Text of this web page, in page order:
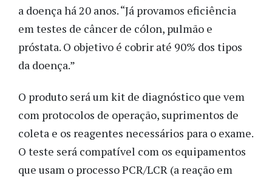
a doença há 20 anos. “Já provamos eficiência
em testes de câncer de cólon, pulmão e
próstata. O objetivo é cobrir até 90% dos tipos
da doença.”
O produto será um kit de diagnóstico que vem
com protocolos de operação, suprimentos de
coleta e os reagentes necessários para o exame.
O teste será compatível com os equipamentos
que usam o processo PCR/LCR (a reação em